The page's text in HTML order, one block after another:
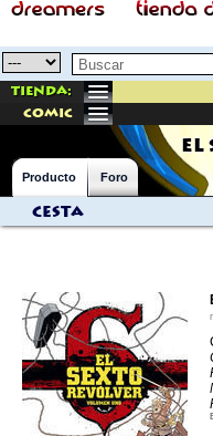
Tienda:
comic
Producto Foro
Cesta